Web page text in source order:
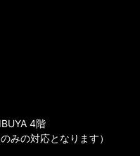
4階
みの対応となります）